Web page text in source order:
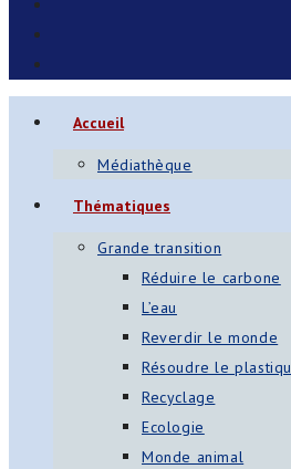
Accueil
Médiathèque
Thématiques
Grande transition
Réduire le carbone
L’eau
Reverdir le monde
Résoudre le
Recyclage
Ecologie
Monde animal